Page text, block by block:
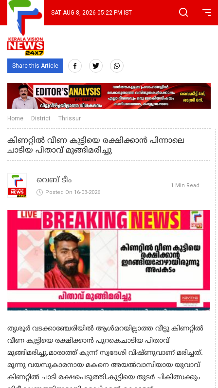
SAT AUG 8, 2026 05:22 PM IST
Share this Article
Home District Thrissur
കിണറ്റിൽ വീണ കുട്ടിയെ രക്ഷിക്കാൻ പിന്നാലെ
ചാടിയ പിതാവ് മുങ്ങിമരിച്ചു
വെബ് ടീം
Posted On 16-03-2026
1 Min Read
തൃശൂർ വടക്കാഞ്ചേരിയിൽ ആൾമറയില്ലാത്ത വീട്ടു കിണറ്റിൽ
വീണ കുട്ടിയെ രക്ഷിക്കാൻ പുറകെചാടിയ പിതാവ്
മുങ്ങിമരിച്ചു.മാരാത്ത് കുന്ന് സ്വദേശി വിഷ്ണുവാണ് മരിച്ചത്.
മൂന്നു വയസുകാരനായ മകനെ അയൽവാസിയായ യുവാവ്
കിണറ്റിൽ ചാടി രക്ഷപെടുത്തി.കുട്ടിയെ തുടർ ചികിത്സക്കും